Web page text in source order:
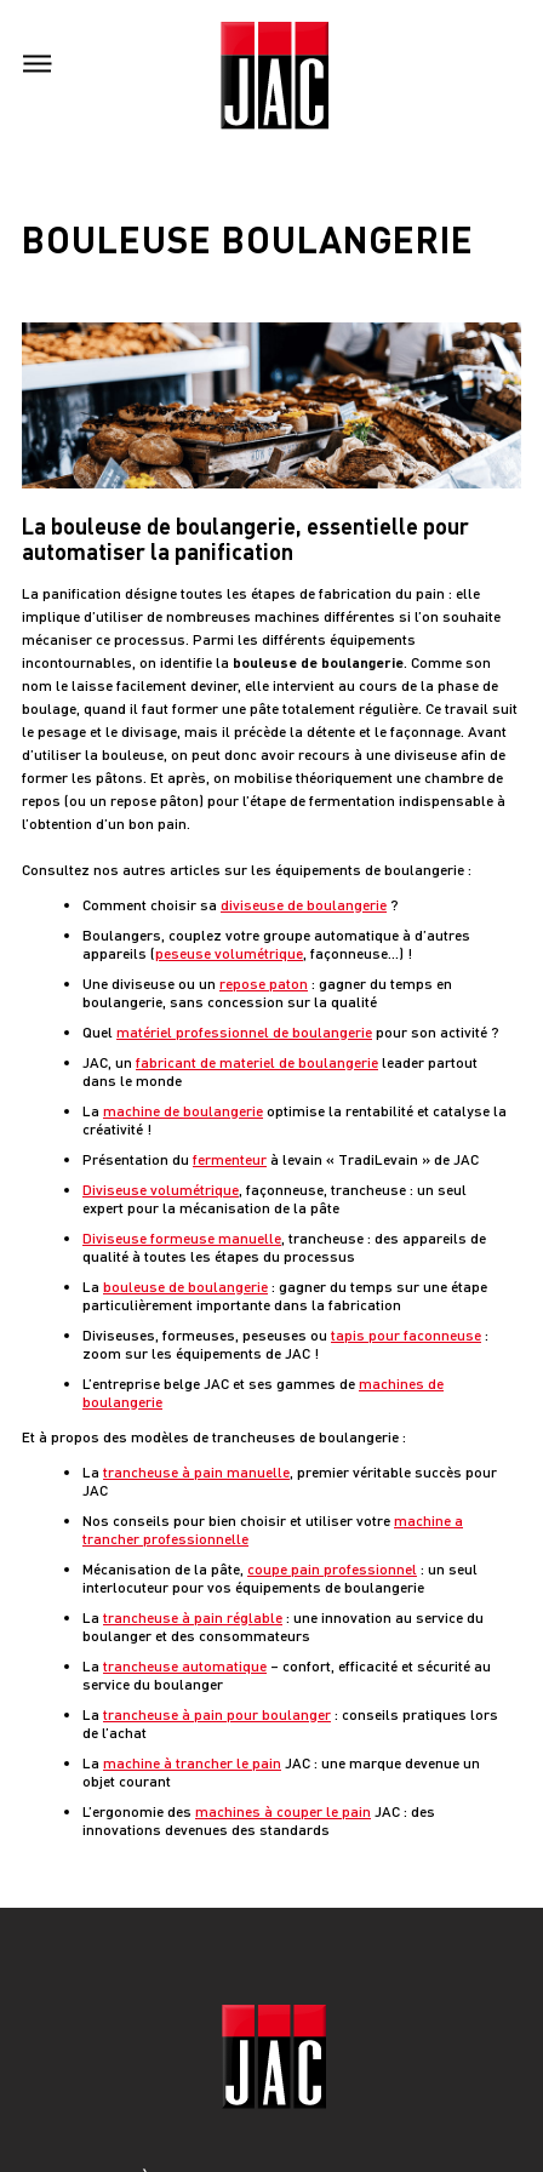
BOULEUSE BOULANGERIE
La bouleuse de boulangerie, essentielle pour
automatiser la panification
La panification désigne toutes les étapes de fabrication du pain : elle
implique d’utiliser de nombreuses machines différentes si l’on souhaite
mécaniser ce processus. Parmi les différents équipements
incontournables, on identifie la bouleuse de boulangerie. Comme son
nom le laisse facilement deviner, elle intervient au cours de la phase de
boulage, quand il faut former une pâte totalement régulière. Ce travail suit
le pesage et le divisage, mais il précède la détente et le façonnage. Avant
d’utiliser la bouleuse, on peut donc avoir recours à une diviseuse afin de
former les pâtons. Et après, on mobilise théoriquement une chambre de
repos (ou un repose pâton) pour l’étape de fermentation indispensable à
l’obtention d’un bon pain.
Consultez nos autres articles sur les équipements de boulangerie :
Comment choisir sa diviseuse de boulangerie ?
Boulangers, couplez votre groupe automatique à d’autres
appareils (peseuse volumétrique, façonneuse…) !
Une diviseuse ou un repose paton : gagner du temps en
boulangerie, sans concession sur la qualité
Quel matériel professionnel de boulangerie pour son activité ?
JAC, un fabricant de materiel de boulangerie leader partout
dans le monde
La machine de boulangerie optimise la rentabilité et catalyse la
créativité !
Présentation du fermenteur à levain « TradiLevain » de JAC
Diviseuse volumétrique, façonneuse, trancheuse : un seul
expert pour la mécanisation de la pâte
Diviseuse formeuse manuelle, trancheuse : des appareils de
qualité à toutes les étapes du processus
La bouleuse de boulangerie : gagner du temps sur une étape
particulièrement importante dans la fabrication
Diviseuses, formeuses, peseuses ou tapis pour faconneuse :
zoom sur les équipements de JAC !
L’entreprise belge JAC et ses gammes de machines de
boulangerie
Et à propos des modèles de trancheuses de boulangerie :
La trancheuse à pain manuelle, premier véritable succès pour
JAC
Nos conseils pour bien choisir et utiliser votre machine a
trancher professionnelle
Mécanisation de la pâte, coupe pain professionnel : un seul
interlocuteur pour vos équipements de boulangerie
La trancheuse à pain réglable : une innovation au service du
boulanger et des consommateurs
La trancheuse automatique – confort, efficacité et sécurité au
service du boulanger
La trancheuse à pain pour boulanger : conseils pratiques lors
de l’achat
La machine à trancher le pain JAC : une marque devenue un
objet courant
L’ergonomie des machines à couper le pain JAC : des
innovations devenues des standards